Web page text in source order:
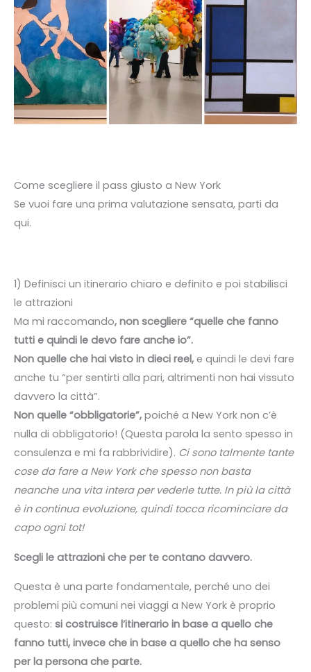
Come scegliere il pass giusto a New York
Se vuoi fare una prima valutazione sensata, parti da
qui.
1) Definisci un itinerario chiaro e definito e poi stabilisci
le attrazioni
Ma mi raccomando, non scegliere “quelle che fanno
tutti e quindi le devo fare anche io”.
Non quelle che hai visto in dieci reel, e quindi le devi fare
anche tu “per sentirti alla pari, altrimenti non hai vissuto
davvero la città”.
Non quelle “obbligatorie”, poiché a New York non c’è
nulla di obbligatorio! (Questa parola la sento spesso in
consulenza e mi fa rabbrividire). Ci sono talmente tante
cose da fare a New York che spesso non basta
neanche una vita intera per vederle tutte. In più la città
è in continua evoluzione, quindi tocca ricominciare da
capo ogni tot!
Scegli le attrazioni che per te contano davvero.
Questa è una parte fondamentale, perché uno dei
problemi più comuni nei viaggi a New York è proprio
questo: si costruisce l’itinerario in base a quello che
fanno tutti, invece che in base a quello che ha senso
per la persona che parte.